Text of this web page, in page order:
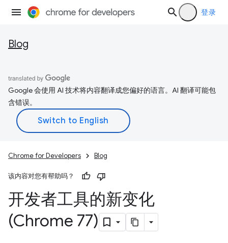
登录
Blog
Google 会使用 AI 技术将内容翻译成您偏好的语言。AI 翻译可能包
含错误。
Chrome for Developers Blog
该内容对您有帮助吗？
开发者工具的新变化
(Chrome 77)